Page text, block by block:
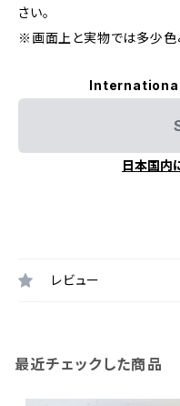
さい。
※画面上と実物では多少色
日本国内
レビュー
最近チェックした商品